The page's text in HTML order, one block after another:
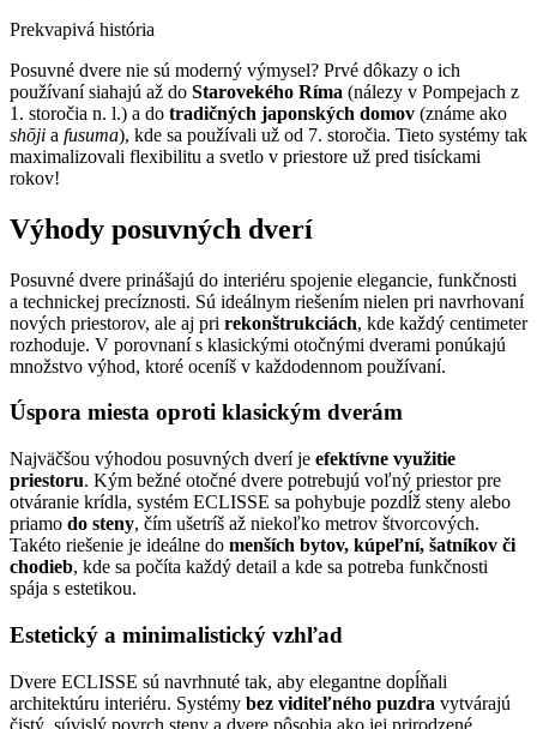
Prekvapivá história
Posuvné dvere nie sú moderný výmysel? Prvé dôkazy o ich
používaní siahajú až do Starovekého Ríma (nálezy v Pompejach z
1. storočia n. l.) a do tradičných japonských domov (známe ako
shōji a fusuma), kde sa používali už od 7. storočia. Tieto systémy tak
maximalizovali flexibilitu a svetlo v priestore už pred tisíckami
rokov!
Výhody posuvných dverí
Posuvné dvere prinášajú do interiéru spojenie elegancie, funkčnosti
a technickej precíznosti. Sú ideálnym riešením nielen pri navrhovaní
nových priestorov, ale aj pri rekonštrukciách, kde každý centimeter
rozhoduje. V porovnaní s klasickými otočnými dverami ponúkajú
množstvo výhod, ktoré oceníš v každodennom používaní.
Úspora miesta oproti klasickým dverám
Najväčšou výhodou posuvných dverí je efektívne využitie
priestoru. Kým bežné otočné dvere potrebujú voľný priestor pre
otváranie krídla, systém ECLISSE sa pohybuje pozdĺž steny alebo
priamo do steny, čím ušetríš až niekoľko metrov štvorcových.
Takéto riešenie je ideálne do menších bytov, kúpeľní, šatníkov či
chodieb, kde sa počíta každý detail a kde sa potreba funkčnosti
spája s estetikou.
Estetický a minimalistický vzhľad
Dvere ECLISSE sú navrhnuté tak, aby elegantne dopĺňali
architektúru interiéru. Systémy bez viditeľného puzdra vytvárajú
čistý, súvislý povrch steny a dvere pôsobia ako jej prirodzené